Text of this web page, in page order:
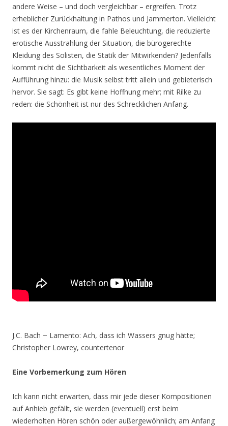
andere Weise – und doch vergleichbar – ergreifen. Trotz
erheblicher Zurückhaltung in Pathos und Jammerton. Vielleicht
ist es der Kirchenraum, die fahle Beleuchtung, die reduzierte
erotische Ausstrahlung der Situation, die bürogerechte
Kleidung des Solisten, die Statik der Mitwirkenden? Jedenfalls
kommt nicht die Sichtbarkeit als wesentliches Moment der
Aufführung hinzu: die Musik selbst tritt allein und gebieterisch
hervor. Sie sagt: Es gibt keine Hoffnung mehr; mit Rilke zu
reden: die Schönheit ist nur des Schrecklichen Anfang.
J.C. Bach ~ Lamento: Ach, dass ich Wassers gnug hätte;
Christopher Lowrey, countertenor
Eine Vorbemerkung zum Hören
Ich kann nicht erwarten, dass mir jede dieser Kompositionen
auf Anhieb gefällt, sie werden (eventuell) erst beim
wiederholten Hören schön oder außergewöhnlich; am Anfang